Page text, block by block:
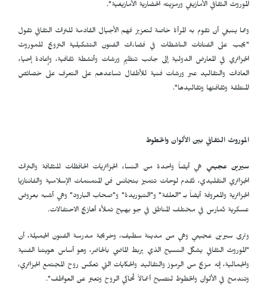
الموروث الثقافي الأمازيغي ورمزيته الحضارية الأمازيغية".
وعما ينبغي أن تقوم به المرأة خاصة لتعزيز فهم الأجيال القادمة للتراث الثقافي تقول
"يجب على الفنانات الناشطات في فضاءات الفنون التشكيلية الترويج للموروث
الجزائري في المعارض الدولية إلى جانب تنظيم ورشات وأنشطة ثقافية، وإعادة إحياء
العادات والتقاليد عبر ورشات فنية للأطفال تساعدهم على التعرف على خصائص
المنطقة وثقافتها وتقاليدها".
الموروث الثقافي بين الألوان والخطوط
سيرين عجيمي هي أيضاً واحدة من النساء الجزائريات الحافظات للثقافة والتراث
الجزائري التقليدي، تُقدم لوحات تتميز بتجانس فن المنمنمات الإسلامية والفانتازيا
الجزائرية والمعروفة أيضاً بـ "العلفة" و"التبوريدة" و"صحاب البارود" وهي أشبه بعروض
عسكرية تُمارس في مختلف المناطق في جو بهيج تملأه أهازيج الاحتفالات.
وترى سيرين عجيمي وهي من مدينة سطيف، وخريجة مدرسة الفنون الجميلة، أن
"الموروث الثقافي يشكّل النسيج الذي يربط الماضي بالحاضر، وهو أساس هويتنا الفنية
والجمالية، إنه مزيج من الرموز والتقاليد والحكايات التي تعكس روح المجتمع الجزائري،
وتندمج في الألوان والخطوط لتصبح أعمالاً تُحاكي الروح وتعبّر عن العواطف".